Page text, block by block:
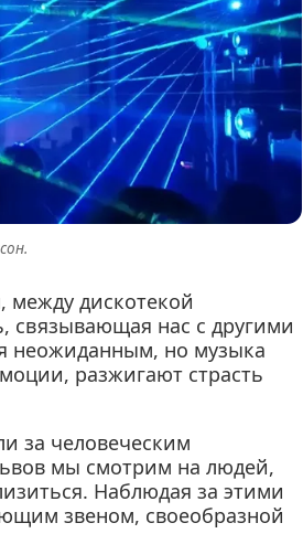
дискотекой
связывающая нас с другими
неожиданным, но музыка
разжигают страсть
за человеческим
мы смотрим на людей,
Наблюдая за этими
звеном, своеобразной